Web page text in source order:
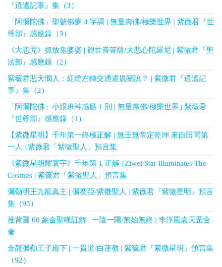
『逍遙記事』集（3）
「阿彌陀佛」聖號佛夢 4 字調 | 無量壽佛/極樂世界 | 紫薇君『世
尊部』感應錄（3）
《大悲咒》抓放鬼婆婆 | 觀世音菩薩/大悲心陀羅尼 | 紫微君『聖
法部』感應錄（2）
紫薇君悲天憫人：紅燈左轉交通違規關說？ | 紫微君『逍遙記
事』集（2）
「阿彌陀佛」小跟班神感應 1 則 | 無量壽佛/極樂世界 | 紫薇君
『世尊部』感應錄（1）
【紫微星明】千年第一終極正解 | 無王無帝定乾坤 來自田間第
一人 | 紫薇君「紫微聖人」預言集
《紫微星明耀寰宇》千年第 1 正解 | Ziwei Star Illuminates The
Cosmos | 紫薇君「紫微聖人」預言集
彌勒明王九龍真主 | 彌賽亞/紫微聖人 | 紫薇君『紫微星明』預言
集（93）
推背圖 60 象金聖嘆註解 | 一陰一陽/無始無終 | 李淳風袁天罡合
著
金龍彌勒王子殿下 | 一貫道/白蓮教 | 紫薇君『紫微星明』預言集
（92）